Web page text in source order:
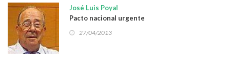
José Luis Poyal
Pacto nacional urgente
27/04/2013